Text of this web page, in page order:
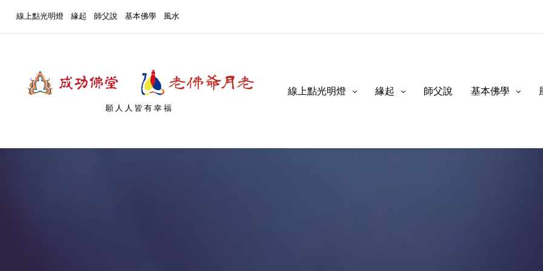
線上點光明燈 緣起 師父說 基本佛學 風水
願人人皆有幸福
線上點光明燈 緣起 師父說 基本佛學